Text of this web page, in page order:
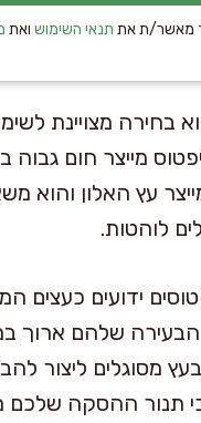
מאשר/ת את תנאי השימוש ואת
בחירה מצויינת
מייצר חום גבוה
עץ האלון והוא
לוהטות.
ידועים כעצים
הבעירה שלהם ארוך
מסוגלים ליצור
תנור ההסקה שלכם